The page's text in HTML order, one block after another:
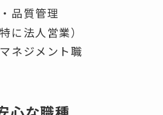
品質管理
に法人営業）
ネジメント職